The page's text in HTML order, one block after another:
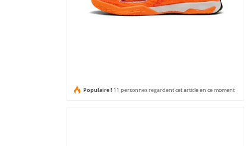
Populaire ! 11 personnes regardent cet article en ce moment